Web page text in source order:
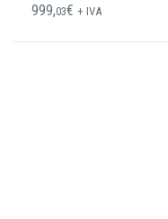
999,03€ + IVA